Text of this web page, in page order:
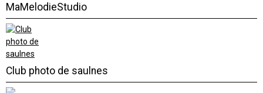
MaMelodieStudio
Club photo de saulnes